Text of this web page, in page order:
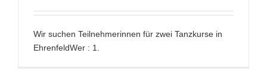
Wir suchen Teilnehmerinnen für zwei Tanzkurse in
EhrenfeldWer : 1.